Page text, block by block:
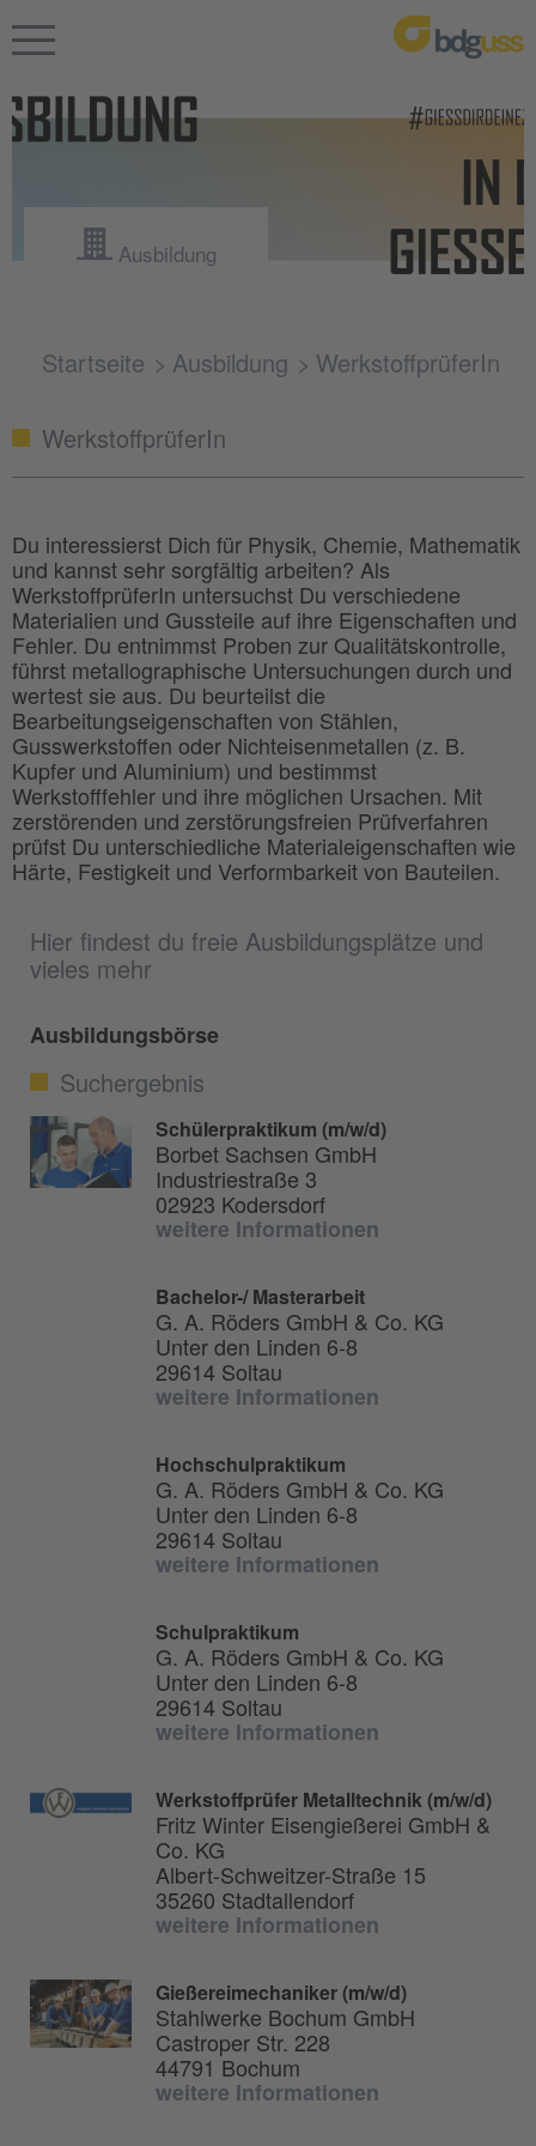
Ausbildung
Startseite Ausbildung WerkstoffprüferIn
Hier findest du freie Ausbildungsplätze und
vieles mehr
Ausbildungsbörse
Suchergebnis
Schülerpraktikum (m/w/d)
Borbet Sachsen GmbH
Industriestraße 3
02923 Kodersdorf
weitere Informationen
Bachelor-/ Masterarbeit
G. A. Röders GmbH & Co. KG
Unter den Linden 6-8
29614 Soltau
weitere Informationen
Hochschulpraktikum
G. A. Röders GmbH & Co. KG
Unter den Linden 6-8
29614 Soltau
weitere Informationen
Schulpraktikum
G. A. Röders GmbH & Co. KG
Unter den Linden 6-8
29614 Soltau
weitere Informationen
Werkstoffprüfer Metalltechnik (m/w/d)
Fritz Winter Eisengießerei GmbH &
Co. KG
Albert-Schweitzer-Straße 15
35260 Stadtallendorf
weitere Informationen
Gießereimechaniker (m/w/d)
Stahlwerke Bochum GmbH
Castroper Str. 228
44791 Bochum
weitere Informationen
WerkstoffprüferIn
Du interessierst Dich für Physik, Chemie, Mathematik
und kannst sehr sorgfältig arbeiten? Als
WerkstoffprüferIn untersuchst Du verschiedene
Materialien und Gussteile auf ihre Eigenschaften und
Fehler. Du entnimmst Proben zur Qualitätskontrolle,
führst metallographische Untersuchungen durch und
wertest sie aus. Du beurteilst die
Bearbeitungseigenschaften von Stählen,
Gusswerkstoffen oder Nichteisenmetallen (z. B.
Kupfer und Aluminium) und bestimmst
Werkstofffehler und ihre möglichen Ursachen. Mit
zerstörenden und zerstörungsfreien Prüfverfahren
prüfst Du unterschiedliche Materialeigenschaften wie
Härte, Festigkeit und Verformbarkeit von Bauteilen.